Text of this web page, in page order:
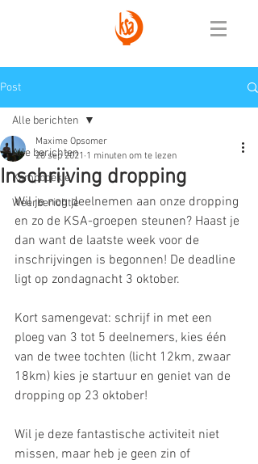
Post
Alle berichten
Kampboekje
Weerberichtje
Alle berichten
Inschrijving dropping
Maxime Opsomer
28 sep 2021 1 minuten om te lezen
Wil je nog deelnemen aan onze dropping
en zo de KSA-groepen steunen? Haast je
dan want de laatste week voor de
inschrijvingen is begonnen! De deadline
ligt op zondagnacht 3 oktober.
Kort samengevat: schrijf in met een
ploeg van 3 tot 5 deelnemers, kies één
van de twee tochten (licht 12km, zwaar
18km) kies je startuur en geniet van de
dropping op 23 oktober!
Wil je deze fantastische activiteit niet
missen, maar heb je geen zin of